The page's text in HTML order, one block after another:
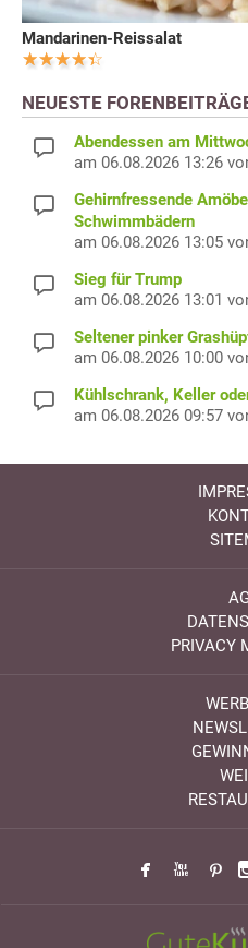
Mandarinen-Reissalat
NEUESTE
Abendessen am
am 06.08.2026 13:26
Gehirnfressende
Schwimmbädern
am 06.08.2026 13:05
Sieg für Trump
am 06.08.2026 13:01
Seltener pinker
am 06.08.2026 10:00
Kühlschrank, Keller
am 06.08.2026 09:57
PRIVACY